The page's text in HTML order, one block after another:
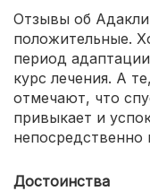
Отзывы об
положительные.
период
курс лечения. А
отмечают, что
привыкает и
Достоинства